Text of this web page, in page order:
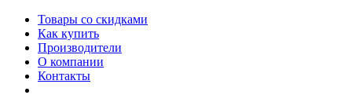
Товары со скидками
Как купить
Производители
О компании
Контакты